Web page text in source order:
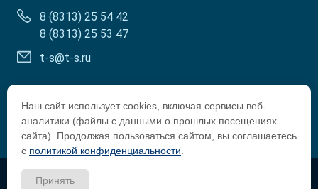
Наш сайт использует cookies, включая сервисы веб-
аналитики (файлы с данными о прошлых посещениях
сайта). Продолжая пользоваться сайтом, вы соглашаетесь
с политикой конфиденциальности
Принять
8 (8313) 25 54 42
8 (8313) 25 53 47
t-s@t-s.ru